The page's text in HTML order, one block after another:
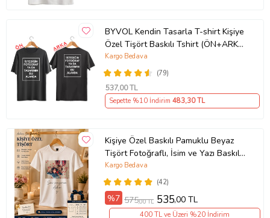
BYVOL Kendin Tasarla T-shirt Kişiye
Özel Tişört Baskılı Tshirt (ÖN+ARKA
BASKI) (Siyah)
(79)
Kargo Bedava
537,00 TL
Sepette %10 İndirim 483,30 TL
Kişiye Özel Baskılı Pamuklu Beyaz
Tişört Fotoğraflı, İsim ve Yazı Baskılı
Unisex Bisiklet Yaka
(42)
Kargo Bedava
%7 575,00 TL 535,00 TL
400 TL ve Üzeri %20 İndirim